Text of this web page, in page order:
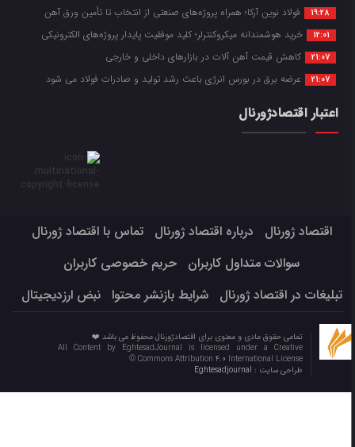
19:28 فولاد نوین آرکا؛ همراه پروژه‌های صنعتی از انتخاب تا تأمین ورق آهن
12:01 خرید هوشمندانه میکروکنترلر؛ کلید موفقیت پایدار پروژه‌های الکترونیکی
21:07 کاهش قیمت آهن آلات در بازارهای داخلی و خارجی
21:07 عرضه برق در بورس انرژی باعث رشد تولید و صادرات فولاد می شود
اعتبار اقتصادژورنال
اقتصاد ژورنال درباره اقتصاد ژورنال
تماس با اقتصاد ژورنال
سوالات متداول کاربران
حریم خصوصی کاربران
تبلیغات در اقتصاد ژورنال
شرایط بازنشر محتوا نبض ارزدیجیتال
تمامی حقوق مادی و معنوی برای اقتصادژورنال محفوظ می باشد ❤️
All Content by EghtesadJournal is licensed under a Creative
Commons Attribution 4.0 International License ©️
طراحی سایت :